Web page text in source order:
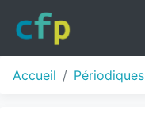
Accueil Périodiques